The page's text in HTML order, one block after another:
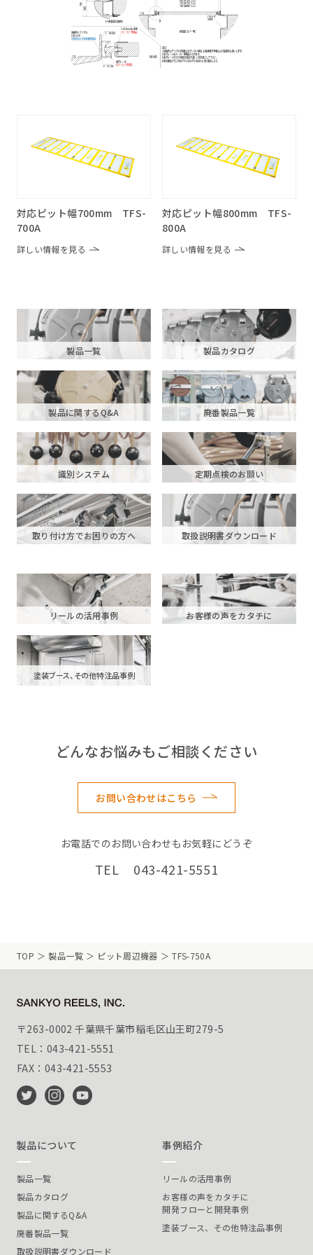
対応ピット幅700mm TFS-
700A
詳しい情報を見る
対応ピット幅800mm TFS-
800A
詳しい情報を見る
製品一覧 製品カタログ
製品に関するQ&A 廃番製品一覧
識別システム 定期点検のお願い
取り付け方でお困りの方へ 取扱説明書ダウンロード
リールの活用事例 お客様の声をカタチに
塗装ブース、その他特注品事例
どんなお悩みもご相談ください
お問い合わせはこちら
お電話でのお問い合わせもお気軽にどうぞ
TEL 043-421-5551
TOP 製品一覧 ピット周辺機器 TFS-750A
〒263-0002 千葉県千葉市稲毛区山王町279-5
TEL：043-421-5551
FAX：043-421-5553
製品について
製品一覧
製品カタログ
製品に関するQ&A
廃番製品一覧
取扱説明書ダウンロード
事例紹介
リールの活用事例
お客様の声をカタチに
開発フローと開発事例
塗装ブース、その他特注品事例